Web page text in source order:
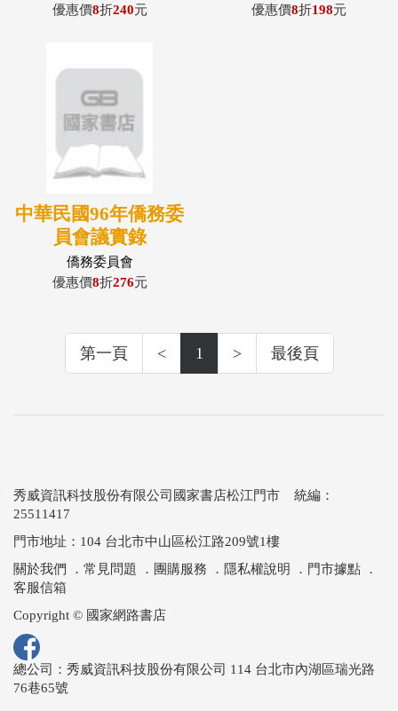
優惠價8折240元
優惠價8折198元
中華民國96年僑務委
員會議實錄
僑務委員會
優惠價8折276元
第一頁 < 1 > 最後頁
秀威資訊科技股份有限公司國家書店松江門市 統編：
25511417
門市地址：104 台北市中山區松江路209號1樓
關於我們 ． 常見問題 ． 團購服務 ． 隱私權說明 ． 門市據點 ．
客服信箱
Copyright © 國家網路書店
總公司：秀威資訊科技股份有限公司 114 台北市內湖區瑞光路
76巷65號